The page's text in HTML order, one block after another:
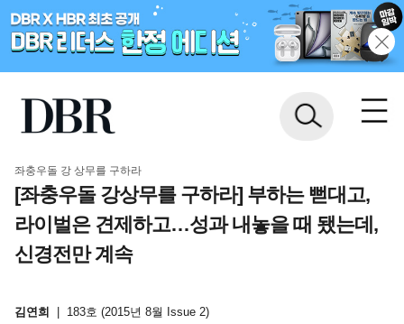
좌충우돌 강 상무를 구하라
[좌충우돌 강상무를 구하라] 부하는 뻗대고,
라이벌은 견제하고…성과 내놓을 때 됐는데,
신경전만 계속
김연희 183호 (2015년 8월 Issue 2)